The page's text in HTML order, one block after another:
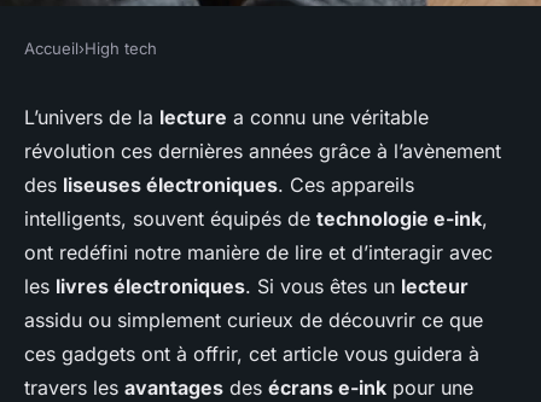
HIGH TECH
Quels sont les avantages des
écrans e-ink pour la lecture
prolongée?
Lya•16 septembre 2024•5 min de lecture
Accueil›High tech
L’univers de la lecture a connu une véritable
révolution ces dernières années grâce à l’avènement
des liseuses électroniques. Ces appareils
intelligents, souvent équipés de technologie e-ink,
ont redéfini notre manière de lire et d’interagir avec
les livres électroniques. Si vous êtes un lecteur
assidu ou simplement curieux de découvrir ce que
ces gadgets ont à offrir, cet article vous guidera à
travers les avantages des écrans e-ink pour une